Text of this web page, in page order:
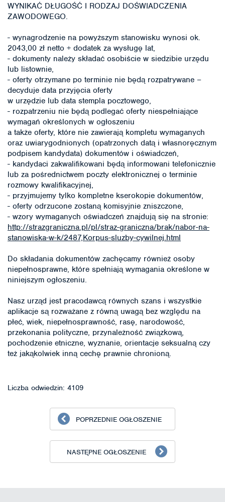
WYNIKAĆ DŁUGOŚĆ I RODZAJ DOŚWIADCZENIA
ZAWODOWEGO.
- wynagrodzenie na powyższym stanowisku wynosi ok.
2043,00 zł netto + dodatek za wysługę lat,
- dokumenty należy składać osobiście w siedzibie urzędu
lub listownie,
- oferty otrzymane po terminie nie będą rozpatrywane –
decyduje data przyjęcia oferty
w urzędzie lub data stempla pocztowego,
- rozpatrzeniu nie będą podlegać oferty niespełniające
wymagań określonych w ogłoszeniu
a także oferty, które nie zawierają kompletu wymaganych
oraz uwiarygodnionych (opatrzonych datą i własnoręcznym
podpisem kandydata) dokumentów i oświadczeń,
- kandydaci zakwalifikowani będą informowani telefonicznie
lub za pośrednictwem poczty elektronicznej o terminie
rozmowy kwalifikacyjnej,
- przyjmujemy tylko kompletne kserokopie dokumentów,
- oferty odrzucone zostaną komisyjnie zniszczone,
- wzory wymaganych oświadczeń znajdują się na stronie:
http://strazgraniczna.pl/pl/straz-graniczna/brak/nabor-na-
stanowiska-w-k/2487,Korpus-sluzby-cywilnej.html
Do składania dokumentów zachęcamy również osoby
niepełnosprawne, które spełniają wymagania określone w
niniejszym ogłoszeniu.
Nasz urząd jest pracodawcą równych szans i wszystkie
aplikacje są rozważane z równą uwagą bez względu na
płeć, wiek, niepełnosprawność, rasę, narodowość,
przekonania polityczne, przynależność związkową,
pochodzenie etniczne, wyznanie, orientacje seksualną czy
też jakąkolwiek inną cechę prawnie chronioną.
Liczba odwiedzin: 4109
POPRZEDNIE OGŁOSZENIE
NASTĘPNE OGŁOSZENIE